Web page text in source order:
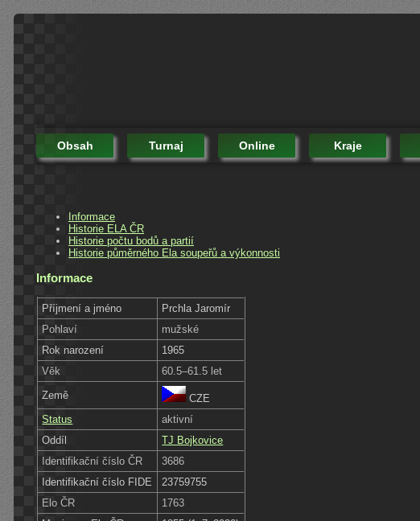
Obsah Turnaj Online Kraje
Informace
Historie ELA ČR
Historie počtu bodů a partií
Historie půměrného Ela soupeřů a výkonnosti
Informace
Příjmení a jméno
Prchla Jaromír
Pohlaví
mužské
Rok narození
1965
Věk
60.5–61.5 let
Země
CZE
Status
aktivní
Oddíl
TJ Bojkovice
Identifikační číslo ČR
3686
Identifikační číslo FIDE
23759755
Elo ČR
1763